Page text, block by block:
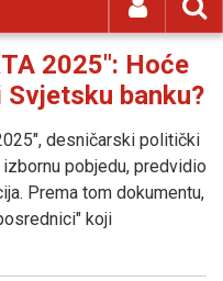
2025": Hoće
Svjetsku banku?
desničarski politički
pobjedu, predvidio
Prema tom dokumentu,
koji